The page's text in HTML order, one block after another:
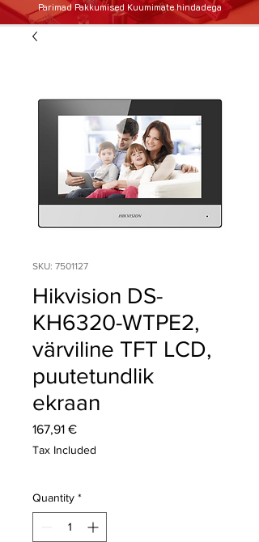
Parimad Pakkumised Kuumimate hindadega
SKU: 7501127
Hikvision DS-
KH6320-WTPE2,
värviline TFT LCD,
puutetundlik
ekraan
167,91 €Price
Tax Included
Quantity *